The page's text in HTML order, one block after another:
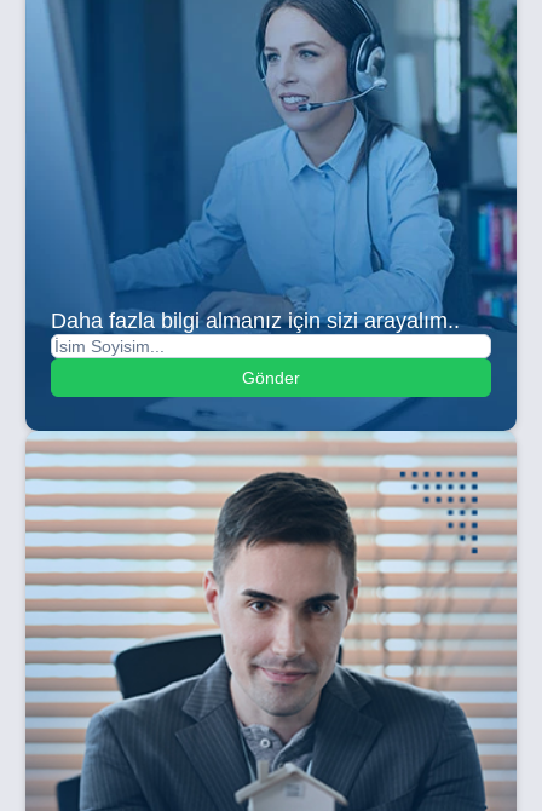
Daha fazla bilgi almanız için sizi arayalım..
Gönder